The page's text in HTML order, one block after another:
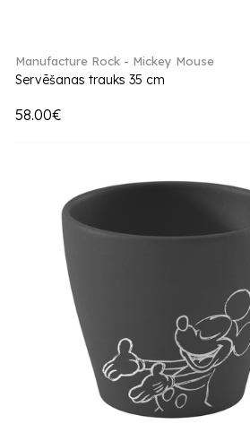
Manufacture Rock - Mickey Mouse
Servēšanas trauks 35 cm
58.00€